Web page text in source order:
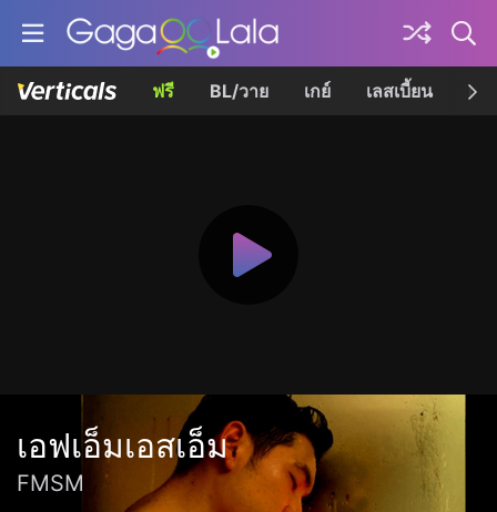
ฟรี BL/วาย เกย์ เลสเบี้ยน เค
เอฟเอ็มเอสเอ็ม
FMSM